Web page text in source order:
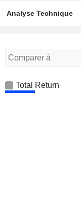
Analyse Technique
Total Return